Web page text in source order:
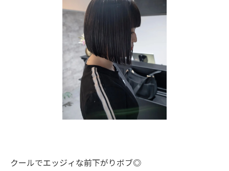
クールでエッジィな前下がりボブ◎